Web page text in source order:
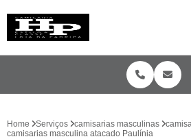
Home Serviços camisarias masculinas
camisarias masculina atacado Paulínia